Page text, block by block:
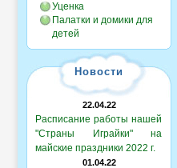
Уценка
Палатки и домики для
детей
Новости
22.04.22
Расписание работы нашей
"Страны Играйки" на
майские праздники 2022 г.
01.04.22